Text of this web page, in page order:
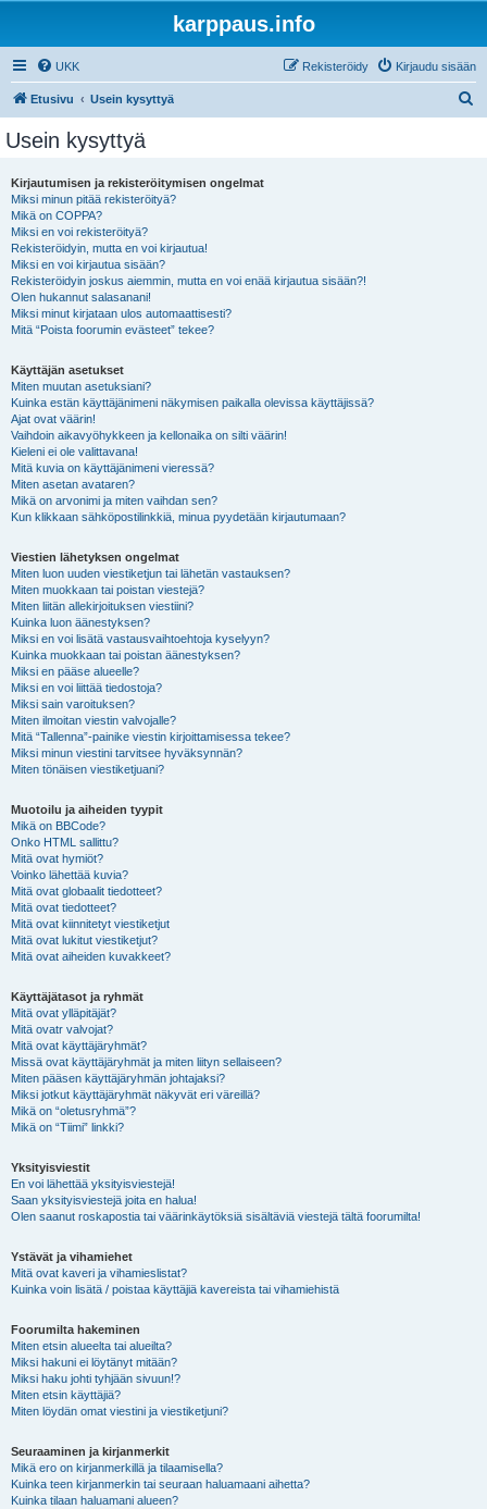
karppaus.info
UKK Kirjaudu sisään
Rekisteröidy
Etusivu Usein kysyttyä
Usein kysyttyä
Kirjautumisen ja rekisteröitymisen ongelmat
Miksi minun pitää rekisteröityä?
Mikä on COPPA?
Miksi en voi rekisteröityä?
Rekisteröidyin, mutta en voi kirjautua!
Miksi en voi kirjautua sisään?
Rekisteröidyin joskus aiemmin, mutta en voi enää kirjautua sisään?!
Olen hukannut salasanani!
Miksi minut kirjataan ulos automaattisesti?
Mitä “Poista foorumin evästeet” tekee?
Käyttäjän asetukset
Miten muutan asetuksiani?
Kuinka estän käyttäjänimeni näkymisen paikalla olevissa käyttäjissä?
Ajat ovat väärin!
Vaihdoin aikavyöhykkeen ja kellonaika on silti väärin!
Kieleni ei ole valittavana!
Mitä kuvia on käyttäjänimeni vieressä?
Miten asetan avataren?
Mikä on arvonimi ja miten vaihdan sen?
Kun klikkaan sähköpostilinkkiä, minua pyydetään kirjautumaan?
Viestien lähetyksen ongelmat
Miten luon uuden viestiketjun tai lähetän vastauksen?
Miten muokkaan tai poistan viestejä?
Miten liitän allekirjoituksen viestiini?
Kuinka luon äänestyksen?
Miksi en voi lisätä vastausvaihtoehtoja kyselyyn?
Kuinka muokkaan tai poistan äänestyksen?
Miksi en pääse alueelle?
Miksi en voi liittää tiedostoja?
Miksi sain varoituksen?
Miten ilmoitan viestin valvojalle?
Mitä “Tallenna”-painike viestin kirjoittamisessa tekee?
Miksi minun viestini tarvitsee hyväksynnän?
Miten tönäisen viestiketjuani?
Muotoilu ja aiheiden tyypit
Mikä on BBCode?
Onko HTML sallittu?
Mitä ovat hymiöt?
Voinko lähettää kuvia?
Mitä ovat globaalit tiedotteet?
Mitä ovat tiedotteet?
Mitä ovat kiinnitetyt viestiketjut
Mitä ovat lukitut viestiketjut?
Mitä ovat aiheiden kuvakkeet?
Käyttäjätasot ja ryhmät
Mitä ovat ylläpitäjät?
Mitä ovatr valvojat?
Mitä ovat käyttäjäryhmät?
Missä ovat käyttäjäryhmät ja miten liityn sellaiseen?
Miten pääsen käyttäjäryhmän johtajaksi?
Miksi jotkut käyttäjäryhmät näkyvät eri väreillä?
Mikä on “oletusryhmä”?
Mikä on “Tiimi” linkki?
Yksityisviestit
En voi lähettää yksityisviestejä!
Saan yksityisviestejä joita en halua!
Olen saanut roskapostia tai väärinkäytöksiä sisältäviä viestejä tältä foorumilta!
Ystävät ja vihamiehet
Mitä ovat kaveri ja vihamieslistat?
Kuinka voin lisätä / poistaa käyttäjiä kavereista tai vihamiehistä
Foorumilta hakeminen
Miten etsin alueelta tai alueilta?
Miksi hakuni ei löytänyt mitään?
Miksi haku johti tyhjään sivuun!?
Miten etsin käyttäjiä?
Miten löydän omat viestini ja viestiketjuni?
Seuraaminen ja kirjanmerkit
Mikä ero on kirjanmerkillä ja tilaamisella?
Kuinka teen kirjanmerkin tai seuraan haluamaani aihetta?
Kuinka tilaan haluamani alueen?